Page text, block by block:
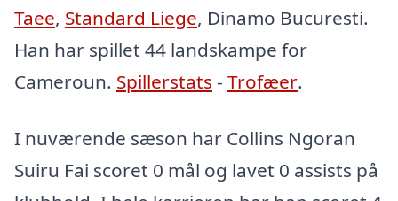
Taee, Standard Liege, Dinamo Bucuresti.
Han har spillet 44 landskampe for
Cameroun. Spillerstats - Trofæer.
I nuværende sæson har Collins Ngoran
Suiru Fai scoret 0 mål og lavet 0 assists på